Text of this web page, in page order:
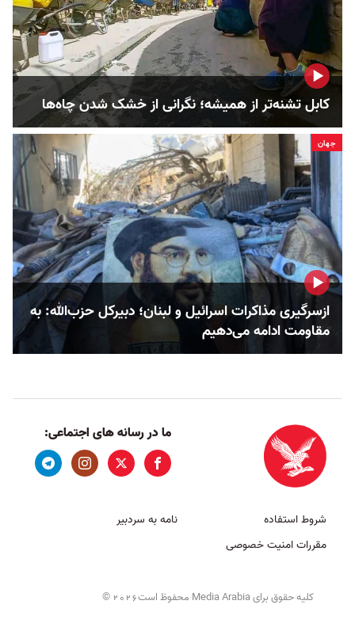
کابل تشنه‌تر از همیشه؛ نگرانی از خشک‌ شدن چاه‌ها
جهان
ازسرگیری مذاکرات اسرائیل و لبنان؛ دبیرکل حزب‌الله: به
مقاومت ادامه می‌دهیم
ما در رسانه های اجتماعی:
شروط استفاده
مقررات امنیت خصوصی
نامه به سردبیر
کلیه حقوق برای Media Arabia محفوظ است 2026
©